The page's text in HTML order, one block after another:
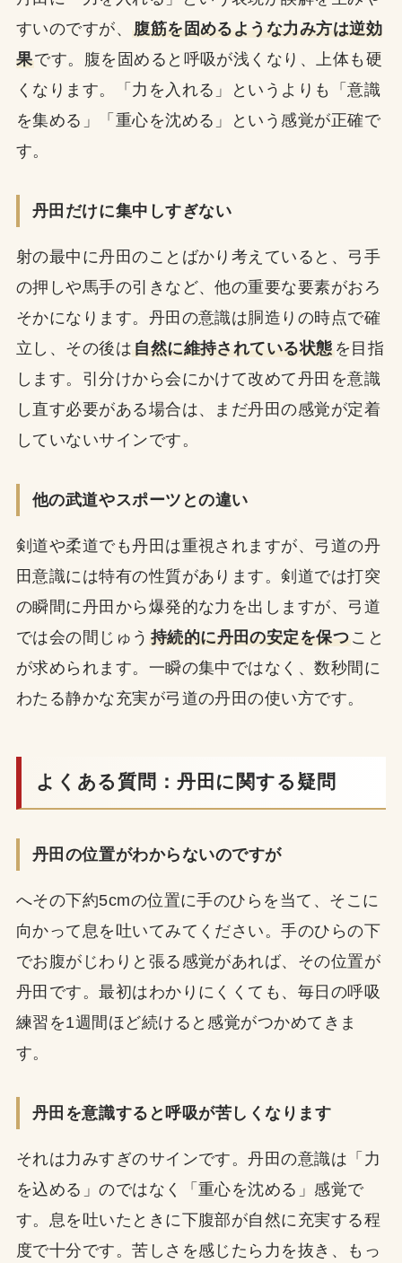
すいのですが、 腹筋を固めるような力み方は逆効
果です。腹を固めると呼吸が浅くなり、上体も硬
くなります。「力を入れる」というよりも「意識
を集める」「重心を沈める」という感覚が正確で
す。
丹田だけに集中しすぎない
射の最中に丹田のことばかり考えていると、弓手
の押しや馬手の引きなど、他の重要な要素がおろ
そかになります。丹田の意識は胴造りの時点で確
立し、その後は 自然に維持されている状態 を目指
します。引分けから会にかけて改めて丹田を意識
し直す必要がある場合は、まだ丹田の感覚が定着
していないサインです。
他の武道やスポーツとの違い
剣道や柔道でも丹田は重視されますが、弓道の丹
田意識には特有の性質があります。剣道では打突
の瞬間に丹田から爆発的な力を出しますが、弓道
では会の間じゅう 持続的に丹田の安定を保つ こと
が求められます。一瞬の集中ではなく、数秒間に
わたる静かな充実が弓道の丹田の使い方です。
よくある質問：丹田に関する疑問
丹田の位置がわからないのですが
へその下約5cmの位置に手のひらを当て、そこに
向かって息を吐いてみてください。手のひらの下
でお腹がじわりと張る感覚があれば、その位置が
丹田です。最初はわかりにくくても、毎日の呼吸
練習を1週間ほど続けると感覚がつかめてきま
す。
丹田を意識すると呼吸が苦しくなります
それは力みすぎのサインです。丹田の意識は「力
を込める」のではなく「重心を沈める」感覚で
す。息を吐いたときに下腹部が自然に充実する程
度で十分です。苦しさを感じたら力を抜き、もっ